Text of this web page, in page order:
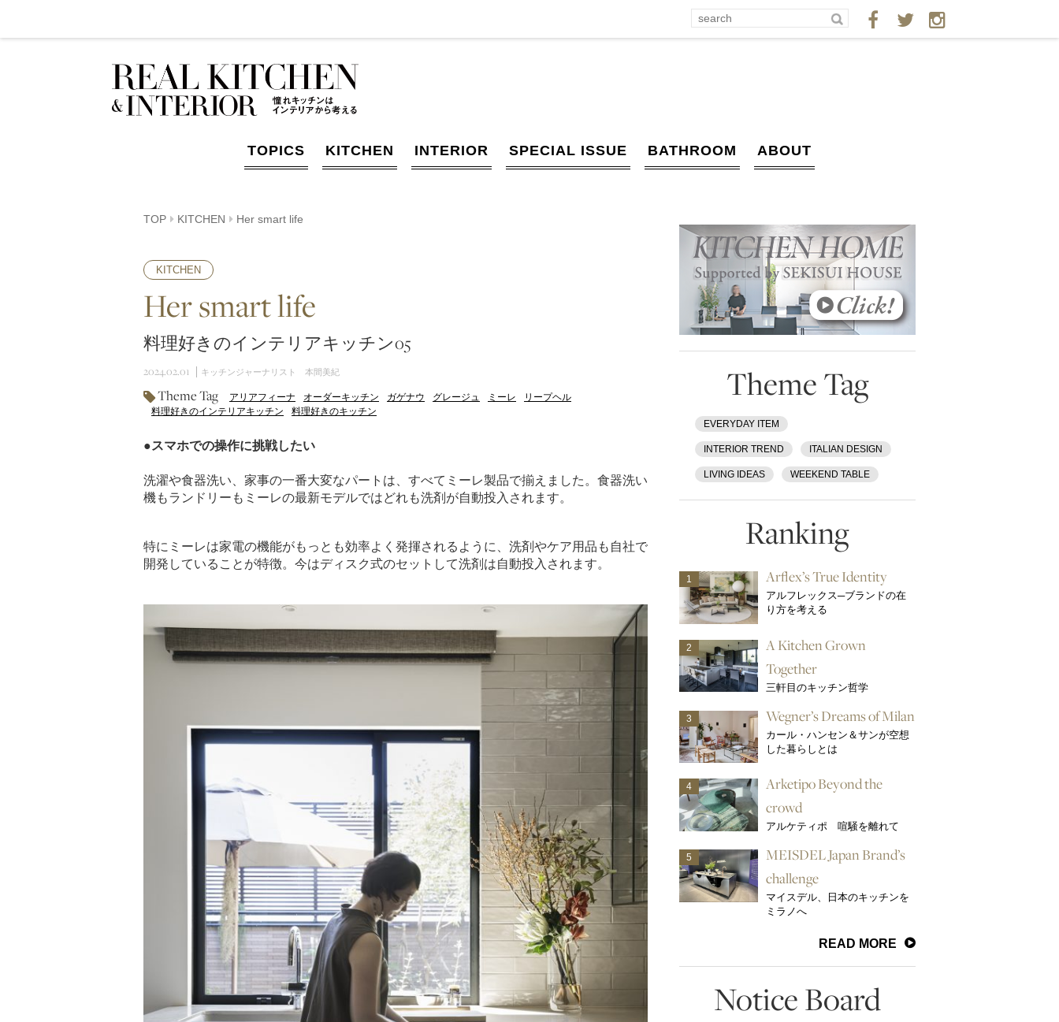
TOPICS KITCHEN INTERIOR SPECIAL ISSUE BATHROOM ABOUT
TOP KITCHEN Her smart life
KITCHEN
Her smart life
料理好きのインテリアキッチン05
2024.02.01 キッチンジャーナリスト 本間美紀
Theme Tag アリアフィーナ オーダーキッチン ガゲナウ グレージュ ミーレ
リープヘル
料理好きのインテリアキッチン
料理好きのキッチン
●スマホでの操作に挑戦したい
洗濯や食器洗い、家事の一番大変なパートは、すべてミーレ製品で揃えました。食器洗い
機もランドリーもミーレの最新モデルではどれも洗剤が自動投入されます。
特にミーレは家電の機能がもっとも効率よく発揮されるように、洗剤やケア用品も自社で
開発していることが特徴。今はディスク式のセットして洗剤は自動投入されます。
Theme Tag
EVERYDAY ITEM
INTERIOR TREND ITALIAN DESIGN
LIVING IDEAS WEEKEND TABLE
Ranking
1 Arflex’s True Identity
アルフレックス─ブランドの在
り方を考える
2
A Kitchen Grown
Together
三軒目のキッチン哲学
3 Wegner’s Dreams of Milan
カール・ハンセン＆サンが空想
した暮らしとは
4
Arketipo Beyond the
crowd
アルケティポ 喧騒を離れて
5
MEISDEL Japan Brand’s
challenge
マイスデル、日本のキッチンを
ミラノへ
READ MORE
Notice Board